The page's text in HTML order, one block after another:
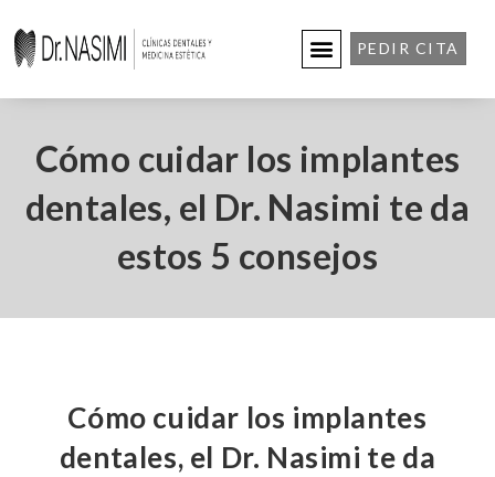
PEDIR CITA
Cómo cuidar los implantes
dentales, el Dr. Nasimi te da
estos 5 consejos
Cómo cuidar los implantes
dentales, el Dr. Nasimi te da